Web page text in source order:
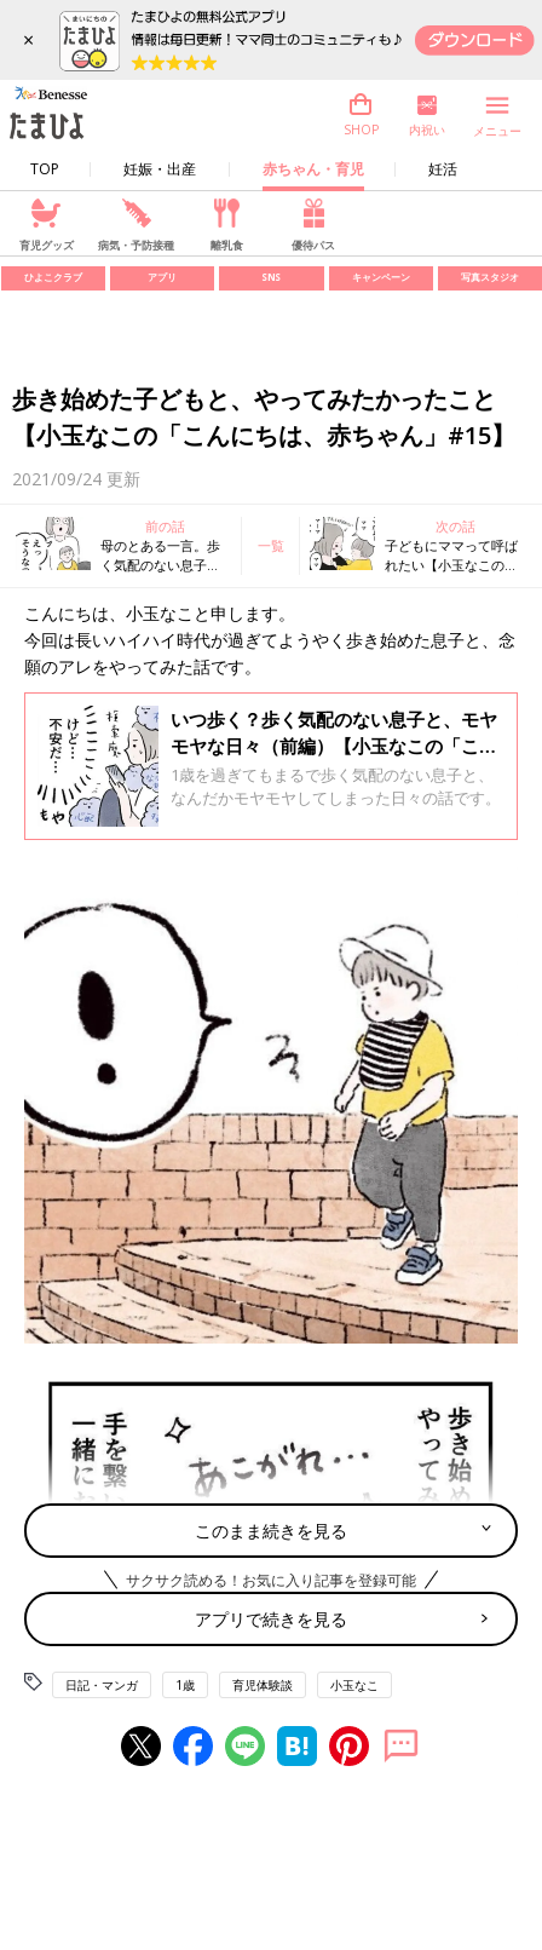
×
TOP 妊娠・出産 赤ちゃん・育児 妊活
SHOP 内祝い メニュー
育児グッズ 病気・予防接種 離乳食 優待パス
ひよこクラブ アプリ SNS キャンペーン 写真スタジオ
歩き始めた子どもと、やってみたかったこと
【小玉なこの「こんにちは、赤ちゃん」#15】
2021/09/24 更新
前の話
母のとある一言。歩
く気配のない息子
（後編）【小玉なこ
の「こんにちは、赤
ちゃん」#14】
一覧
次の話
子どもにママって呼ば
れたい【小玉なこの
こんにちは、小玉なこと申します。
今回は長いハイハイ時代が過ぎてようやく歩き始めた息子と、念
願のアレをやってみた話です。
いつ歩く？歩く気配のない息子と、モヤ
モヤな日々（前編）【小玉なこの「こん
にちは、赤ちゃん」#13】
1歳を過ぎてもまるで歩く気配のない息子と、
なんだかモヤモヤしてしまった日々の話です。
このまま続きを見る
サクサク読める！お気に入り記事を登録可能
アプリで続きを見る
日記・マンガ 1歳 育児体験談 小玉なこ